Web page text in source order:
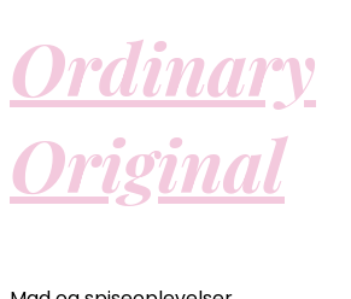
Ordinary
Original